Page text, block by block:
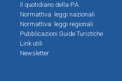
Il quotidiano della P.A.
Normattiva: leggi nazionali
Normattiva: leggi regionali
Pubblicazioni Guide Turistiche
Link utili
Newsletter